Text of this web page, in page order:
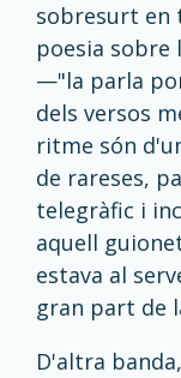
sobresurt en
poesia sobre
—"la parla
dels versos
ritme són
de rareses,
telegràfic i
aquell
estava al
gran part de
D'altra